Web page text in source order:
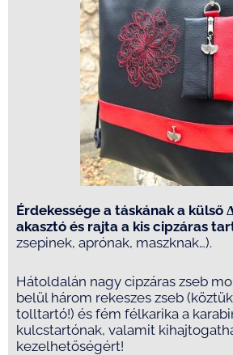
Érdekessége a táskának a külső
akasztó és rajta a kis cipzáras
zsepinek, aprónak, maszknak…).
Hátoldalán nagy cipzáras zseb
belül három rekeszes zseb
tolltartó!) és fém félkarika a
kulcstartónak, valamit
kezelhetőségért!